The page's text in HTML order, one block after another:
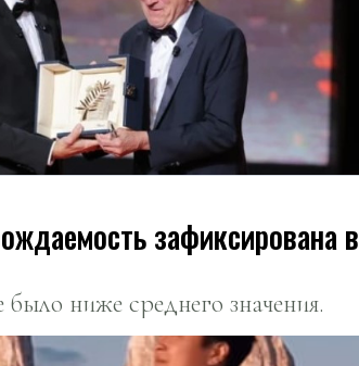
зафиксирована в
было ниже среднего значения.